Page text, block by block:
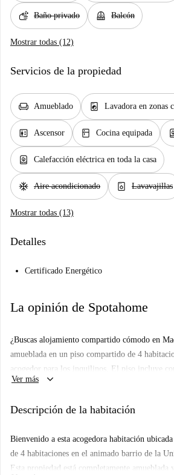
soap Baño privado balcony Balcón
Mostrar todas (12)
Servicios de la propiedad
chair Amueblado local_laundry_service Lavadora en zonas
elevator Ascensor kitchen Cocina equipada
water_heater Calefacción eléctrica en toda la casa
ac_unit Aire acondicionado dishwasher_gen Lavavajillas
Mostrar todas (13)
Detalles
Certificado Energético
La opinión de Spotahome
¿Buscas alojamiento compartido cómodo en
amueblada en un piso compartido de 4
acogedor para los inquilinos. El piso incluye
como una cocina totalmente equipada y
Situado en el barrio de Universidad, en Madrid,
Estatua Tras Julia y una gran variedad de
Ver más keyboard_arrow_down
Descripción de la habitación
Bienvenido a esta acogedora habitación
de 4 habitaciones en el animado barrio de la
Esta propiedad está completamente amueblada